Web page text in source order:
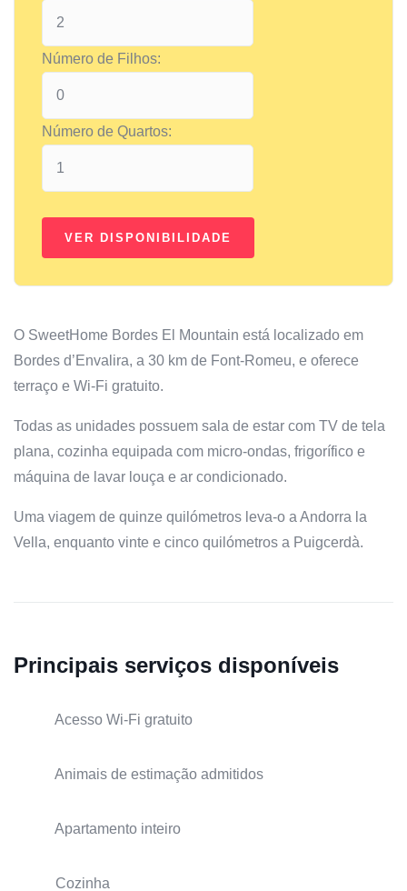
Número de Filhos:
Número de Quartos:
O SweetHome Bordes El Mountain está localizado em
Bordes d’Envalira, a 30 km de Font-Romeu, e oferece
terraço e Wi-Fi gratuito.
Todas as unidades possuem sala de estar com TV de tela
plana, cozinha equipada com micro-ondas, frigorífico e
máquina de lavar louça e ar condicionado.
Uma viagem de quinze quilómetros leva-o a Andorra la
Vella, enquanto vinte e cinco quilómetros a Puigcerdà.
Principais serviços disponíveis
Acesso Wi-Fi gratuito
Animais de estimação admitidos
Apartamento inteiro
Cozinha